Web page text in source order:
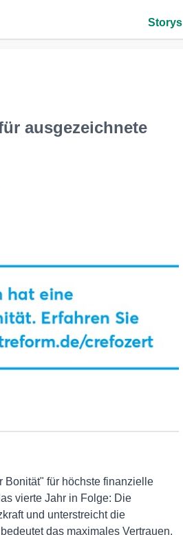
Storys
ausgezeichnete
Bonität" für höchste finanzielle
vierte Jahr in Folge: Die
und unterstreicht die
das maximales Vertrauen.